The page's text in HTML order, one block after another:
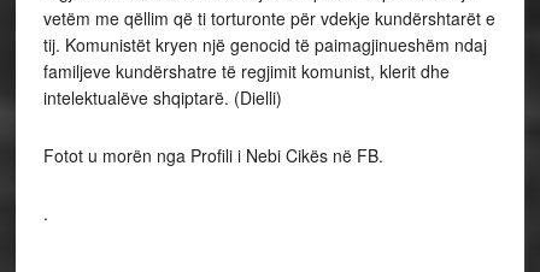
vetëm me qëllim që ti torturonte për vdekje kundërshtarët e
tij. Komunistët kryen një genocid të paimagjinueshëm ndaj
familjeve kundërshatre të regjimit komunist, klerit dhe
intelektualëve shqiptarë. (Dielli)
Fotot u morën nga Profili i Nebi Cikës në FB.
.